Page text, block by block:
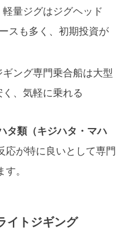
軽量ジグはジグヘッド
スも多く、初期投資が
ギング専門乗合船は大型
、気軽に乗れる
タ類（キジハタ・マハ
応が特に良いとして専門
。
イトジギング